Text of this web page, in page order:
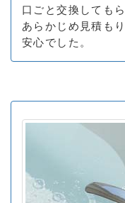
口ごと交換しても
あらかじめ見積も
安心でした。